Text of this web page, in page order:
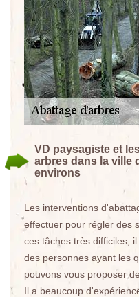
VD paysagiste et
arbres dans la ville
environs
Les interventions
effectuer pour régler des
ces tâches très difficiles,
des personnes ayant les
pouvons vous proposer
Il a beaucoup